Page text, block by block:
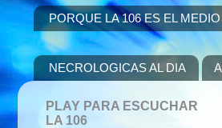
PORQUE LA 106 ES EL
NECROLOGICAS AL DIA
PLAY PARA ESCUCHAR
LA 106